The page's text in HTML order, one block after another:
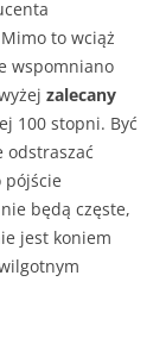
to wciąż
wspomniano
zalecany
100 stopni. Być
odstraszać
pójście
będą częste,
jest koniem